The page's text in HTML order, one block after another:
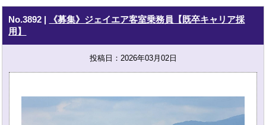
No.3892 |
《募集》ジェイエア客室乗務員【既卒キャリア採
用】
投稿日：2026年03月02日